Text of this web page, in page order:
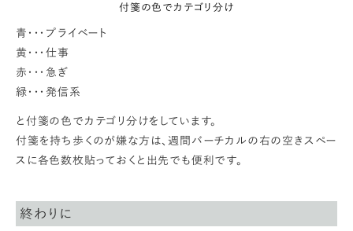
付箋の色でカテゴリ分け
青・・・プライベート
黄・・・仕事
赤・・・急ぎ
緑・・・発信系
と付箋の色でカテゴリ分けをしています。
付箋を持ち歩くのが嫌な方は、週間バーチカルの右の空きスペー
スに各色数枚貼っておくと出先でも便利です。
終わりに